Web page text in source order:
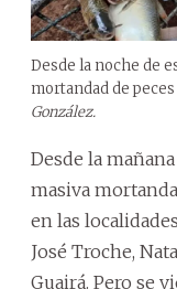
Desde la noche de
mortandad de
González.
Desde la
masiva
en las
José Troche,
Guairá. Pero se